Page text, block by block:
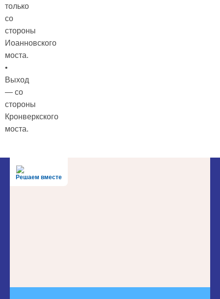
только
со
стороны
Иоанновского
моста.
•
Выход
— со
стороны
Кронверкского
моста.
Решаем вместе